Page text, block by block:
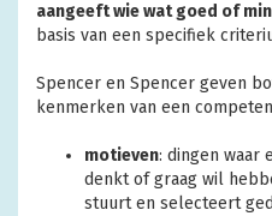
aangeeft wie wat goed of
basis van een specifiek
Spencer en Spencer geven
kenmerken van een
motieven: dingen waar
denkt of graag wil
stuurt en selecteert